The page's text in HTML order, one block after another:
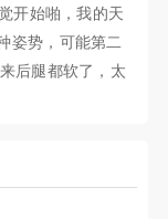
开始啪，我的天
姿势，可能第二
后腿都软了，太